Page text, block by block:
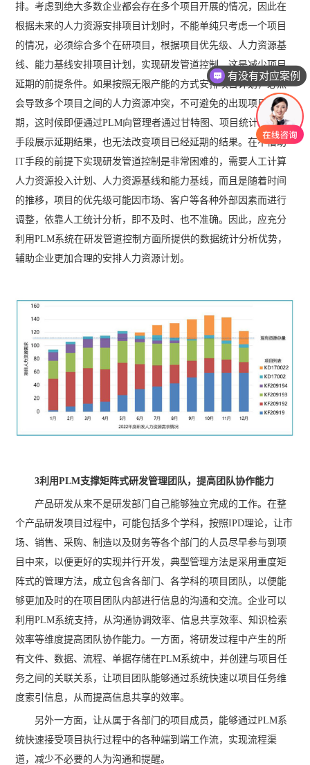
排。考虑到绝大多数企业都会存在多个项目开展的情况，因此在
根据未来的人力资源安排项目计划时，不能单纯只考虑一个项目
的情况，必须综合多个在研项目，根据项目优先级、人力资源基
线、能力基线安排项目计划，实现研发管道控制，这是减少项目
延期的前提条件。如果按照无限产能的方式安排项目计划，必然
会导致多个项目之间的人力资源冲突，不可避免的出现项目延
期，这时候即便通过PLM向管理者通过甘特图、项目统计汇总等
手段展示延期结果，也无法改变项目已经延期的结果。在不借助
IT手段的前提下实现研发管道控制是非常困难的，需要人工计算
人力资源投入计划、人力资源基线和能力基线，而且是随着时间
的推移，项目的优先级可能因市场、客户等各种外部因素而进行
调整，依靠人工统计分析，即不及时、也不准确。因此，应充分
利用PLM系统在研发管道控制方面所提供的数据统计分析优势，
辅助企业更加合理的安排人力资源计划。
3利用PLM支撑矩阵式研发管理团队，提高团队协作能力
产品研发从来不是研发部门自己能够独立完成的工作。在整
个产品研发项目过程中，可能包括多个学科，按照IPD理论，让市
场、销售、采购、制造以及财务等各个部门的人员尽早参与到项
目中来，以便更好的实现并行开发，典型管理方法是采用重度矩
阵式的管理方法，成立包含各部门、各学科的项目团队，以便能
够更加及时的在项目团队内部进行信息的沟通和交流。企业可以
利用PLM系统支持，从沟通协调效率、信息共享效率、知识检索
效率等维度提高团队协作能力。一方面，将研发过程中产生的所
有文件、数据、流程、单据存储在PLM系统中，并创建与项目任
务之间的关联关系，让项目团队能够通过系统快速以项目任务维
度索引信息，从而提高信息共享的效率。
另外一方面，让从属于各部门的项目成员，能够通过PLM系
统快速接受项目执行过程中的各种端到端工作流，实现流程渠
道，减少不必要的人为沟通和提醒。
有没有对应案例